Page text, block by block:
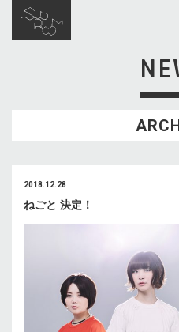
2018.12.28
ねごと 決定！